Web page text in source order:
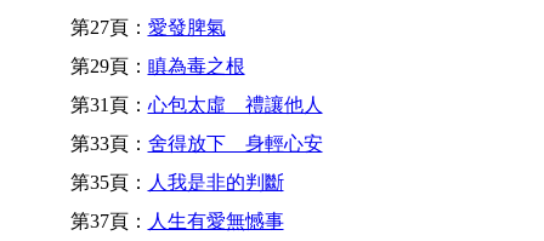
第27頁： 愛發脾氣
第29頁： 瞋為毒之根
第31頁： 心包太虛 禮讓他人
第33頁： 舍得放下 身輕心安
第35頁： 人我是非的判斷
第37頁： 人生有愛無憾事